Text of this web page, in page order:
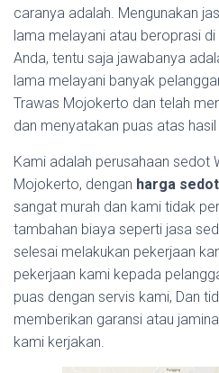
caranya adalah. Mengunakan
lama melayani atau beroprasi
Anda, tentu saja jawabanya
lama melayani banyak
Trawas Mojokerto dan telah
dan menyatakan puas atas
Kami adalah perusahaan sedot
Mojokerto, dengan harga
sangat murah dan kami tidak
tambahan biaya seperti jasa
selesai melakukan pekerjaan
pekerjaan kami kepada
puas dengan servis kami, Dan
memberikan garansi atau
kami kerjakan.